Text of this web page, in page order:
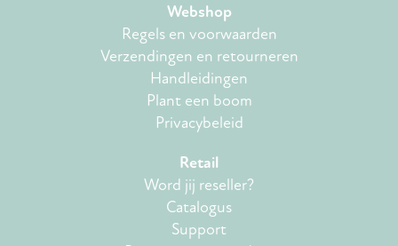
Webshop
Regels en voorwaarden
Verzendingen en retourneren
Handleidingen
Plant een boom
Privacybeleid
Retail
Word jij reseller?
Catalogus
Support